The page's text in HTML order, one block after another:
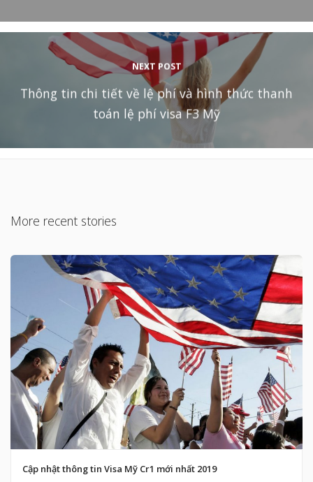
NEXT POST
Thông tin chi tiết về lệ phí và hình thức thanh
toán lệ phí visa F3 Mỹ
More recent stories
Cập nhật thông tin Visa Mỹ Cr1 mới nhất 2019